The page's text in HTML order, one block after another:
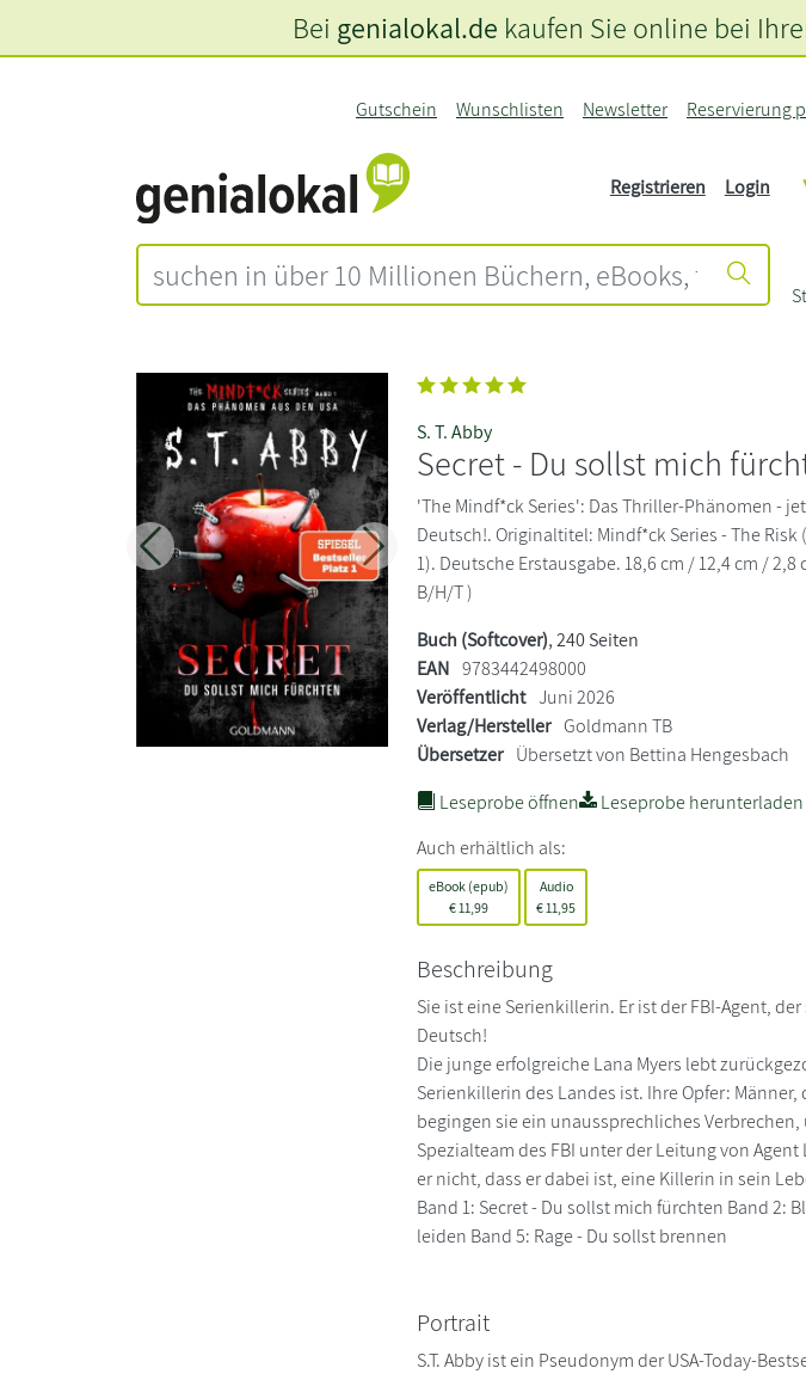
Gutschein Wunschlisten Newsletter Reservierung
Registrieren Login
Bei genialokal.de kaufen Sie online bei
Zurück Weiter
S. T. Abby
Secret - Du sollst mich
'The Mindf*ck Series': Das Thriller-Phänomen -
Deutsch!. Originaltitel: Mindf*ck Series - The Risk
1). Deutsche Erstausgabe. 18,6 cm / 12,4 cm / 2,8
B/H/T )
Buch (Softcover), 240 Seiten
EAN 9783442498000
Veröffentlicht Juni 2026
Verlag/Hersteller Goldmann TB
Übersetzer Übersetzt von Bettina Hengesbach
Leseprobe öffnen
Leseprobe herunterladen
Auch erhältlich als:
eBook (epub)
€ 11,99
Audio
€ 11,95
Beschreibung
Sie ist eine Serienkillerin. Er ist der FBI-Agent,
Deutsch!
Die junge erfolgreiche Lana Myers lebt
Serienkillerin des Landes ist. Ihre Opfer:
begingen sie ein unaussprechliches
Spezialteam des FBI unter der Leitung von
er nicht, dass er dabei ist, eine Killerin in sein
Band 1: Secret - Du sollst mich fürchten Band 2:
leiden Band 5: Rage - Du sollst brennen
Portrait
S.T. Abby ist ein Pseudonym der USA-Today-